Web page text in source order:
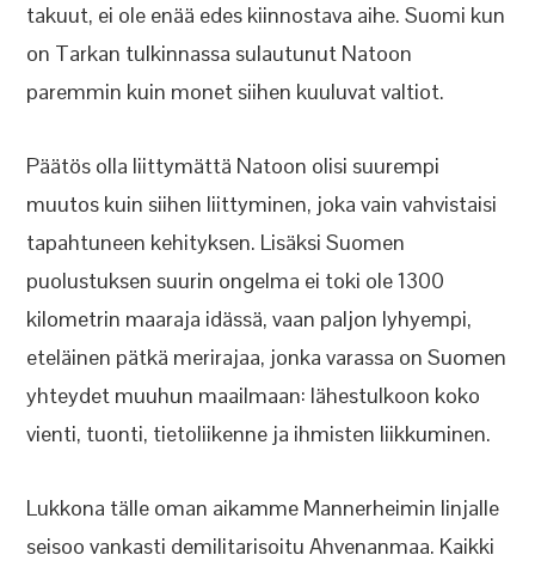
takuut, ei ole enää edes kiinnostava aihe. Suomi kun
on Tarkan tulkinnassa sulautunut Natoon
paremmin kuin monet siihen kuuluvat valtiot.
Päätös olla liittymättä Natoon olisi suurempi
muutos kuin siihen liittyminen, joka vain vahvistaisi
tapahtuneen kehityksen. Lisäksi Suomen
puolustuksen suurin ongelma ei toki ole 1300
kilometrin maaraja idässä, vaan paljon lyhyempi,
eteläinen pätkä merirajaa, jonka varassa on Suomen
yhteydet muuhun maailmaan: lähestulkoon koko
vienti, tuonti, tietoliikenne ja ihmisten liikkuminen.
Lukkona tälle oman aikamme Mannerheimin linjalle
seisoo vankasti demilitarisoitu Ahvenanmaa. Kaikki